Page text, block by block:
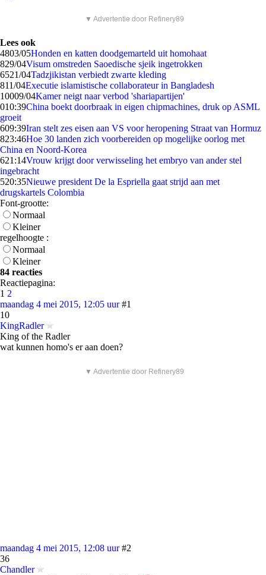
▼ Advertentie door Refinery89
Lees ook
4803/05Honden en katten doodgemarteld uit homohaat
829/04Visum omstreden Saoedische sjeik ingetrokken
6521/04Tadzjikistan verbiedt zwarte kleding
811/04Executie islamistische collaborateur in Bangladesh
10009/04Kamer neigt naar verbod 'shariapartijen'
010:39China boekt doorbraak in eigen chipmachines, druk op ASML
groeit
609:39Iran stelt zes eisen aan VS voor heropening Straat van Hormuz
823:46Hoe 30 landen zich voorbereiden op mogelijke oorlog met
China en Noord-Korea
621:14Vrouw krijgt door verwisseling het embryo van ander stel
ingebracht
520:35Nieuwe president De la Espriella gaat strijd aan met
drugskartels Colombia
Font-grootte:
Normaal
Kleiner
regelhoogte :
Normaal
Kleiner
84 reacties
Reactiepagina:
1 2
maandag 4 mei 2015, 12:05 uur #1
10
KingRadler
King of the Radler
wat kunnen homo's er aan doen?
▼ Advertentie door Refinery89
maandag 4 mei 2015, 12:08 uur #2
36
Chandler